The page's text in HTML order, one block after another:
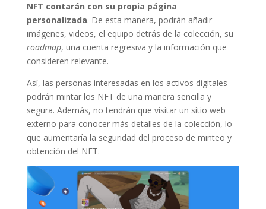
NFT contarán con su propia página
personalizada. De esta manera, podrán añadir
imágenes, videos, el equipo detrás de la colección, su
roadmap, una cuenta regresiva y la información que
consideren relevante.
Así, las personas interesadas en los activos digitales
podrán mintar los NFT de una manera sencilla y
segura. Además, no tendrán que visitar un sitio web
externo para conocer más detalles de la colección, lo
que aumentaría la seguridad del proceso de minteo y
obtención del NFT.